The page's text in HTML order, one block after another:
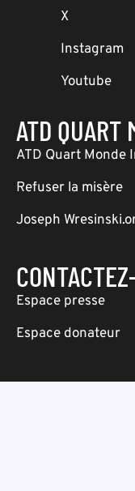
X
Instagram
Youtube
ATD QUART
ATD Quart Monde
Refuser la misère
Joseph
Espace presse
Espace donateur